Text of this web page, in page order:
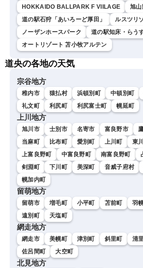
HOKKAIDO BALLPARK F VIILAGE
旭山
道の駅石狩「あいろーど厚田」
ルスツリ
ノーザンホースパーク
道の駅知床・らう
オートリゾート 苫小牧アルテン
道央の各地の天気
宗谷地方
稚内市 猿払村 浜頓別町 中頓別町
礼文町
利尻町 利尻富士町 幌延町
上川地方
旭川市 士別市 名寄市 富良野市
当麻町
比布町 愛別町 上川町 東
上富良野町
中富良野町 南富良野町
剣淵町
下川町 美深町 音威子府村
幌加内町
留萌地方
留萌市 増毛町 小平町 苫前町 羽
遠別町
天塩町
網走地方
網走市 美幌町 津別町 斜里町 清
佐呂間町
大空町
北見地方